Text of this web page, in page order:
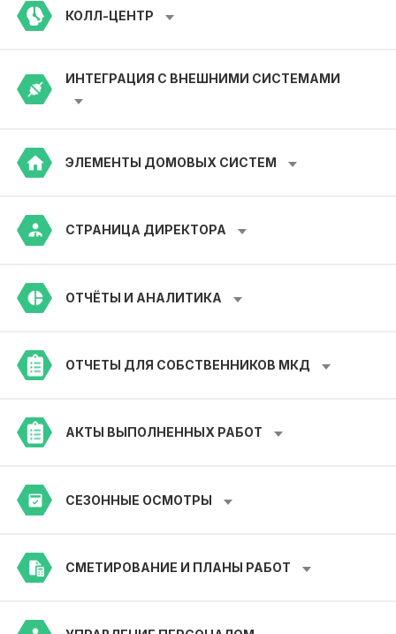
КОЛЛ-ЦЕНТР
ИНТЕГРАЦИЯ С ВНЕШНИМИ СИСТЕМАМИ
ЭЛЕМЕНТЫ ДОМОВЫХ СИСТЕМ
СТРАНИЦА ДИРЕКТОРА
ОТЧЁТЫ И АНАЛИТИКА
ОТЧЕТЫ ДЛЯ СОБСТВЕННИКОВ МКД
АКТЫ ВЫПОЛНЕННЫХ РАБОТ
СЕЗОННЫЕ ОСМОТРЫ
СМЕТИРОВАНИЕ И ПЛАНЫ РАБОТ